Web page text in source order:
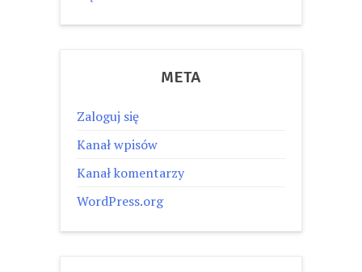
META
Zaloguj się
Kanał wpisów
Kanał komentarzy
WordPress.org